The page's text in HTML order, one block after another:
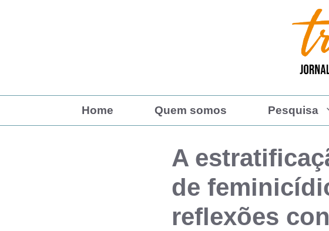
Home Quem somos Pesquisa
A
de
reflexões